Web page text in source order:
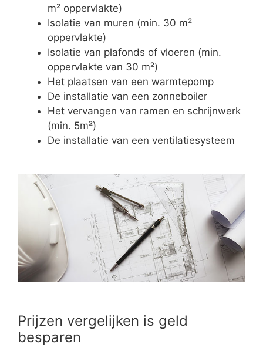
m² oppervlakte)
Isolatie van muren (min. 30 m²
oppervlakte)
Isolatie van plafonds of vloeren (min.
oppervlakte van 30 m²)
Het plaatsen van een warmtepomp
De installatie van een zonneboiler
Het vervangen van ramen en schrijnwerk
(min. 5m²)
De installatie van een ventilatiesysteem
Prijzen vergelijken is geld
besparen